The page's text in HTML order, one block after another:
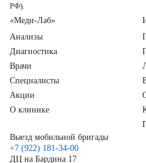
РФ).
«Меди-Лаб»
Анализы
Диагностика
Врачи
Специалисты
Акции
О клинике
Выезд мобильной бригады
+7 (922) 181-34-00
ДЦ на Бардина 17